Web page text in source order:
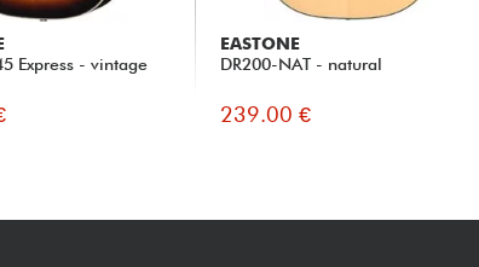
Express - vintage
EASTONE
DR200-NAT - natural
239.00 €